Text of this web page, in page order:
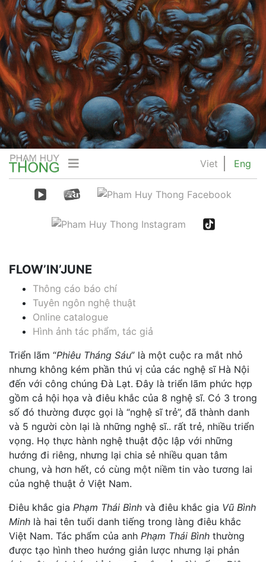
Viet Eng
FLOW’IN’JUNE
Thông cáo báo chí
Tuyên ngôn nghệ thuật
Online catalogue
Hình ảnh tác phẩm, tác giả
Triển lãm “Phiêu Tháng Sáu” là một cuộc ra mắt nhỏ
nhưng không kém phần thú vị của các nghệ sĩ Hà Nội
đến với công chúng Đà Lạt. Đây là triển lãm phức hợp
gồm cả hội họa và điêu khắc của 8 nghệ sĩ. Có 3 trong
số đó thường được gọi là “nghệ sĩ trẻ”, đã thành danh
và 5 người còn lại là những nghệ sĩ.. rất trẻ, nhiều triển
vọng. Họ thực hành nghệ thuật độc lập với những
hướng đi riêng, nhưng lại chia sẻ nhiều quan tâm
chung, và hơn hết, có cùng một niềm tin vào tương lai
của nghệ thuật ở Việt Nam.
Điêu khắc gia Phạm Thái Bình và điêu khắc gia Vũ Bình
Minh là hai tên tuổi danh tiếng trong làng điêu khắc
Việt Nam. Tác phẩm của anh Phạm Thái Bình thường
được tạo hình theo hướng giản lược nhưng lại phản